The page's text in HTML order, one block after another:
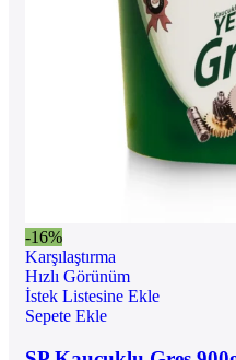
-16%
Karşılaştırma
Hızlı Görünüm
İstek Listesine Ekle
Sepete Ekle